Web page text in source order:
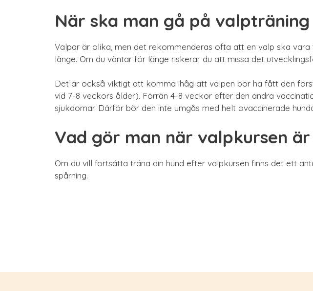
När ska man gå på valpträning
Valpar är olika, men det rekommenderas ofta att en valp ska
länge. Om du väntar för länge riskerar du att missa det
Det är också viktigt att komma ihåg att valpen bör ha fått den
vid 7-8 veckors ålder). Förrän 4-8 veckor efter den andra
sjukdomar. Därför bör den inte umgås med helt ovaccinerade
Vad gör man när valpkursen
Om du vill fortsätta träna din hund efter valpkursen finns det ett
spårning.